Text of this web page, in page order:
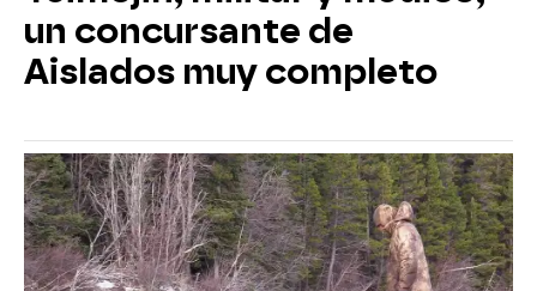
un concursante de
Aislados muy completo